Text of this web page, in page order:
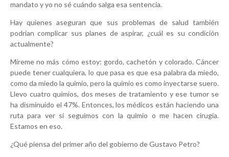
mandato y yo no sé cuándo salga esa sentencia.
Hay quienes aseguran que sus problemas de salud también
podrían complicar sus planes de aspirar, ¿cuál es su condición
actualmente?
Míreme no más cómo estoy: gordo, cachetón y colorado. Cáncer
puede tener cualquiera, lo que pasa es que esa palabra da miedo,
como da miedo la quimio, pero la quimio es como inyectarse suero.
Llevo cuatro quimios, dos meses de tratamiento y ese tumor se
ha disminuido el 47%. Entonces, los médicos están haciendo una
ruta para ver si seguimos con la quimio o me hacen cirugía.
Estamos en eso.
¿Qué piensa del primer año del gobierno de Gustavo Petro?